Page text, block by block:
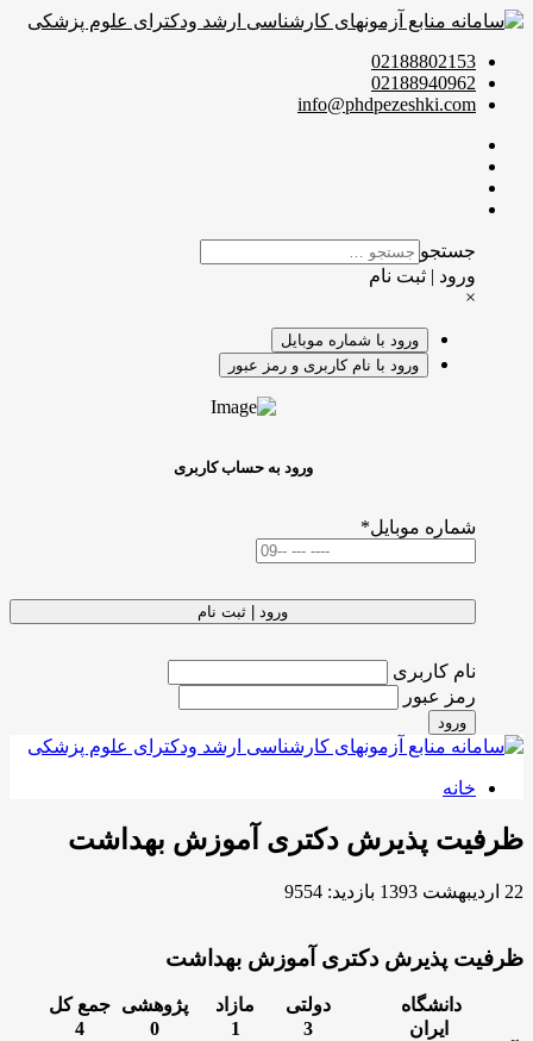
02188802153
02188940962
info@phdpezeshki.com
جستجو
ورود | ثبت نام
×
ورود با شماره موبایل
ورود با نام کاربری و رمز عبور
ورود به حساب کاربری
شماره موبایل*
ورود | ثبت نام
نام کاربری
رمز عبور
ورود
خانه
ظرفیت پذیرش دکتری آموزش بهداشت
22 ارديبهشت 1393 بازدید: 9554
ظرفیت پذیرش دکتری آموزش بهداشت
دانشگاه دولتی مازاد پژوهشی
جمع کل
ایران
3
1
0
4